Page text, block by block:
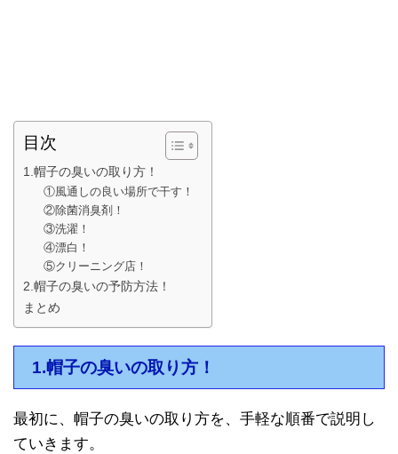
目次
1.帽子の臭いの取り方！
①風通しの良い場所で干す！
②除菌消臭剤！
③洗濯！
④漂白！
⑤クリーニング店！
2.帽子の臭いの予防方法！
まとめ
1.帽子の臭いの取り方！
最初に、帽子の臭いの取り方を、手軽な順番で説明し
ていきます。